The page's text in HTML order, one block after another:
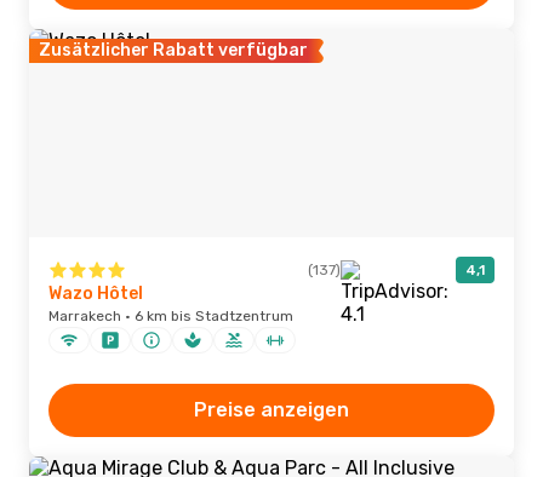
Zusätzlicher Rabatt verfügbar
(137) 4,1
Wazo Hôtel
Marrakech · 6 km bis Stadtzentrum
Preise anzeigen